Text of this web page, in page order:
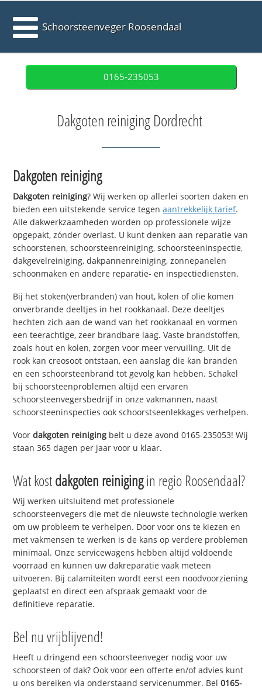
Schoorsteenveger Roosendaal
0165-235053
Dakgoten reiniging Dordrecht
Dakgoten reiniging
Dakgoten reiniging? Wij werken op allerlei soorten daken en
bieden een uitstekende service tegenaantrekkelijk tarief.
Alle dakwerkzaamheden worden op professionele wijze
opgepakt, zónder overlast. U kunt denken aan reparatie van
schoorstenen, schoorsteenreiniging, schoorsteeninspectie,
dakgevelreiniging, dakpannenreiniging, zonnepanelen
schoonmaken en andere reparatie- en inspectiediensten.
Bij het stoken(verbranden) van hout, kolen of olie komen
onverbrande deeltjes in het rookkanaal. Deze deeltjes
hechten zich aan de wand van het rookkanaal en vormen
een teerachtige, zeer brandbare laag. Vaste brandstoffen,
zoals hout en kolen, zorgen voor meer vervuiling. Uit de
rook kan creosoot ontstaan, een aanslag die kan branden
en een schoorsteenbrand tot gevolg kan hebben. Schakel
bij schoorsteenproblemen altijd een ervaren
schoorsteenvegersbedrijf in onze vakmannen, naast
schoorsteeninspecties ook schoorstseenlekkages verhelpen.
Voordakgoten reiniging belt u deze avond 0165-235053! Wij
staan 365 dagen per jaar voor u klaar.
Wat kostdakgoten reinigingin regio Roosendaal?
Wij werken uitsluitend met professionele
schoorsteenvegers die met de nieuwste technologie werken
om uw probleem te verhelpen. Door voor ons te kiezen en
met vakmensen te werken is de kans op verdere problemen
minimaal. Onze servicewagens hebben altijd voldoende
voorraad en kunnen uw dakreparatie vaak meteen
uitvoeren. Bij calamiteiten wordt eerst een noodvoorziening
geplaatst en direct een afspraak gemaakt voor de
definitieve reparatie.
Bel nu vrijblijvend!
Heeft u dringend een schoorsteenveger nodig voor uw
schoorsteen of dak? Ook voor een offerte en/of advies kunt
u ons bereiken via onderstaand servicenummer. Bel0165-